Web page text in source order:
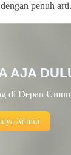
penuh arti.
AJA
di Depan
Admin